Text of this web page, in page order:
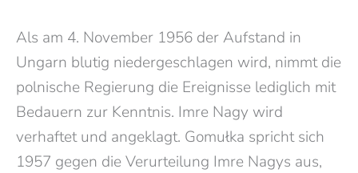
Als am 4. November 1956 der Aufstand in
Ungarn blutig niedergeschlagen wird, nimmt die
polnische Regierung die Ereignisse lediglich mit
Bedauern zur Kenntnis. Imre Nagy wird
verhaftet und angeklagt. Gomułka spricht sich
1957 gegen die Verurteilung Imre Nagys aus,